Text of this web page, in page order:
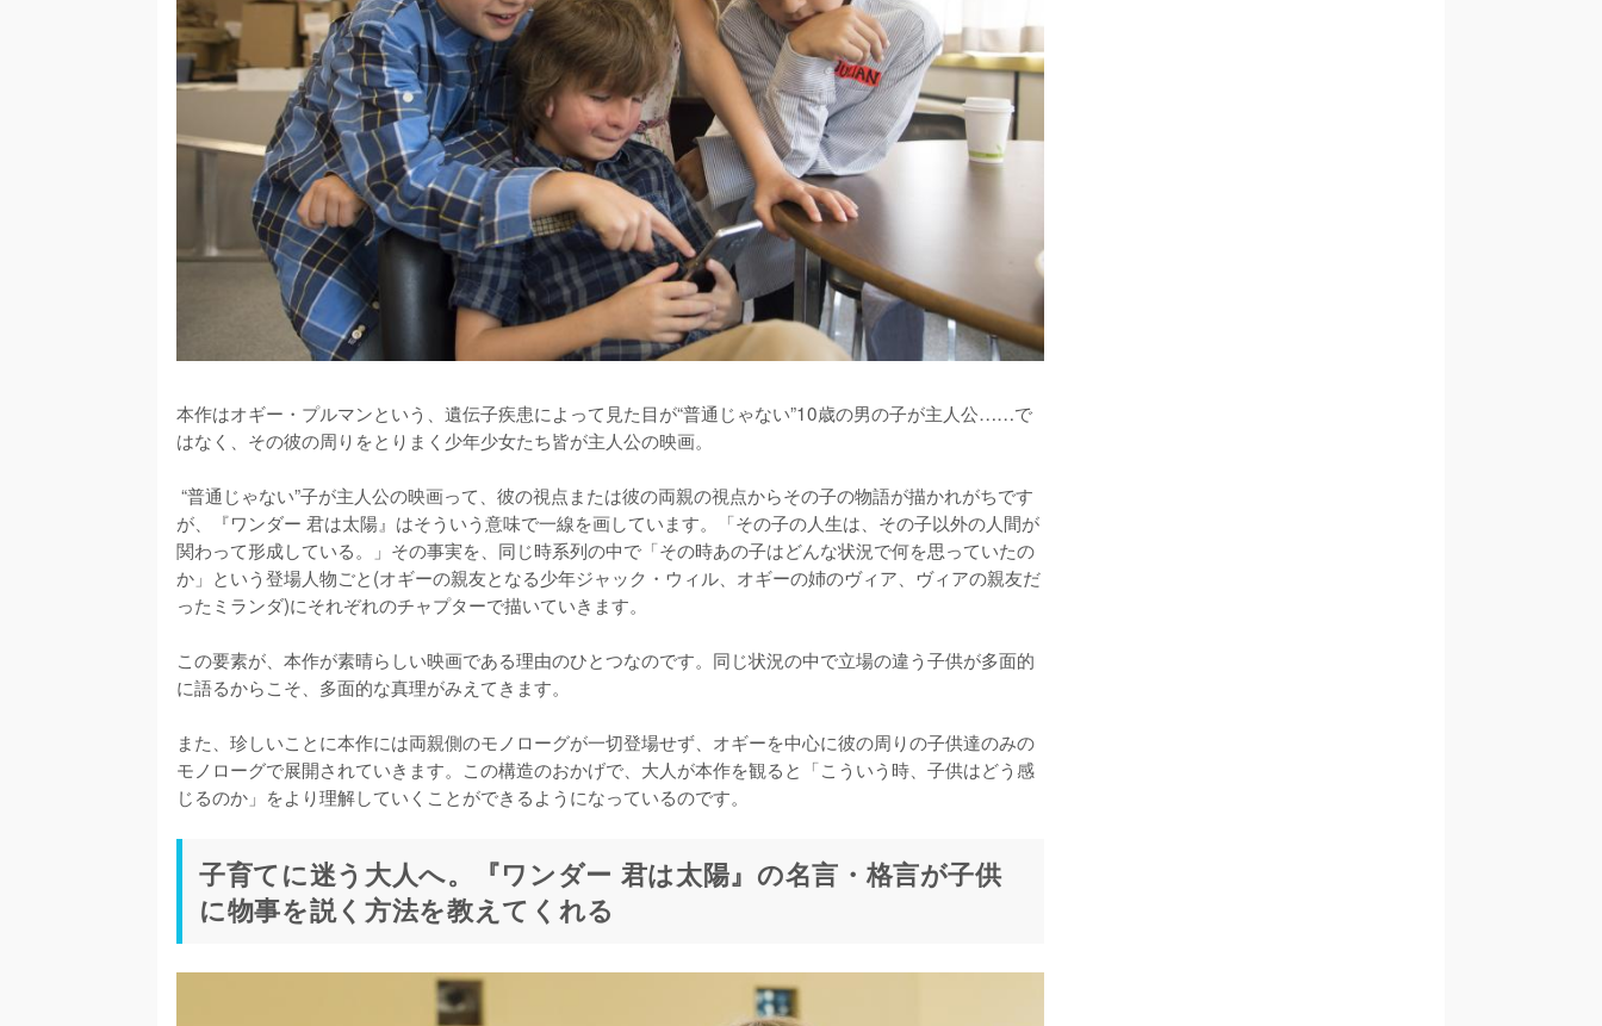
本作はオギー・プルマンという、遺伝子疾患によって見た目が“普通じゃない”10歳の男の子が主人公……で
はなく、その彼の周りをとりまく少年少女たち皆が主人公の映画。
が、『ワンダー 君は太陽』はそういう意味で一線を画しています。「その子の人生は、その子以外の人間が
関わって形成している。」その事実を、同じ時系列の中で「その時あの子はどんな状況で何を思っていたの
か」という登場人物ごと(オギーの親友となる少年ジャック・ウィル、オギーの姉のヴィア、ヴィアの親友だ
ったミランダ)にそれぞれのチャプターで描いていきます。
この要素が、本作が素晴らしい映画である理由のひとつなのです。同じ状況の中で立場の違う子供が多面的
に語るからこそ、多面的な真理がみえてきます。
また、珍しいことに本作には両親側のモノローグが一切登場せず、オギーを中心に彼の周りの子供達のみの
モノローグで展開されていきます。この構造のおかげで、大人が本作を観ると「こういう時、子供はどう感
子育てに迷う大人へ。『ワンダー 君は太陽』の名言・格言が子供
に物事を説く方法を教えてくれる